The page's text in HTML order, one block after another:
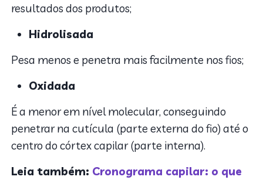
resultados dos produtos;
Hidrolisada
Pesa menos e penetra mais facilmente nos fios;
Oxidada
É a menor em nível molecular, conseguindo
penetrar na cutícula (parte externa do fio) até o
centro do córtex capilar (parte interna).
Leia também: Cronograma capilar: o que